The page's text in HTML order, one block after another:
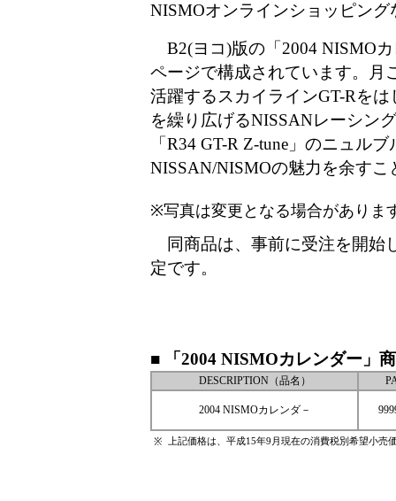
NISMOオンラインショッピン
B2(ヨコ)版の「2004 NISMO
ページで構成されています。月
活躍するスカイラインGT-Rを
を繰り広げるNISSANレーシン
「R34 GT-R Z-tune」のニュル
NISSAN/NISMOの魅力を余す
※写真は変更となる場合がありま
同商品は、事前に受注を開始
定です。
■ 「2004 NISMOカレンダー」
DESCRIPTION（品名）
2004 NISMOカレンダ－
※ 上記価格は、平成15年9月現在の消費税別希望小売